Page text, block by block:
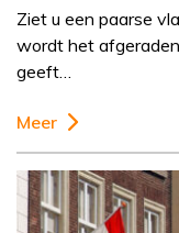
Ziet u een paarse
wordt het
geeft…
Meer